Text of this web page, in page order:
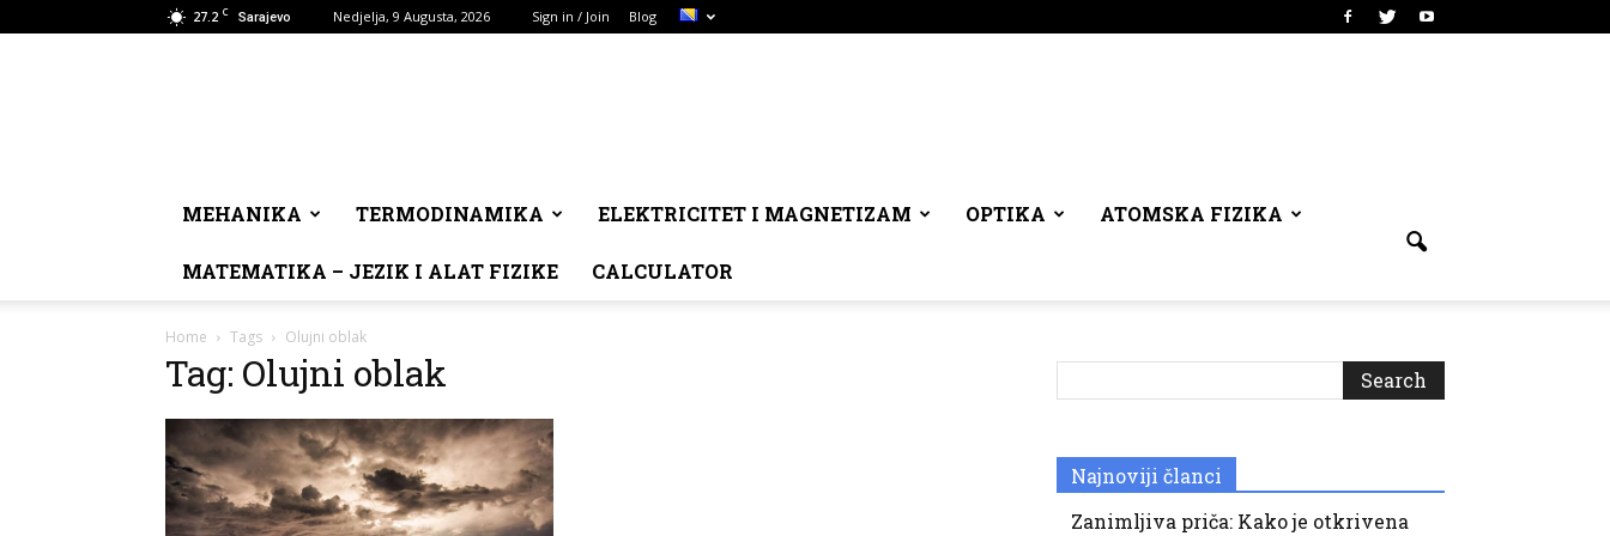
27.2 C Sarajevo Nedjelja, 9 Augusta, 2026 Sign in / Join Blog
MEHANIKA TERMODINAMIKA ELEKTRICITET I MAGNETIZAM OPTIKA ATOMSKA FIZIKA
MATEMATIKA – JEZIK I ALAT FIZIKE CALCULATOR
Home Tags Olujni oblak
Tag: Olujni oblak
Najnoviji članci
Zanimljiva priča: Kako je otkrivena